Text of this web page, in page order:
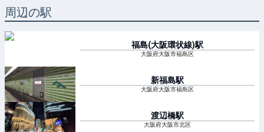
周辺の駅
福島(大阪環状線)駅
大阪府大阪市福島区
新福島駅
大阪府大阪市福島区
渡辺橋駅
大阪府大阪市北区